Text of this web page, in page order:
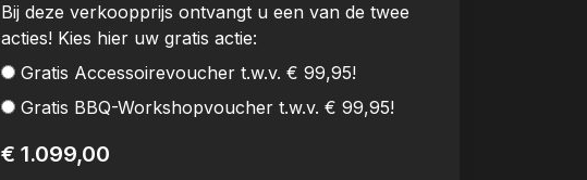
Bij deze verkoopprijs ontvangt u een van de twee
acties! Kies hier uw gratis actie:
Gratis Accessoirevoucher t.w.v. € 99,95!
Gratis BBQ-Workshopvoucher t.w.v. € 99,95!
€ 1.099,00